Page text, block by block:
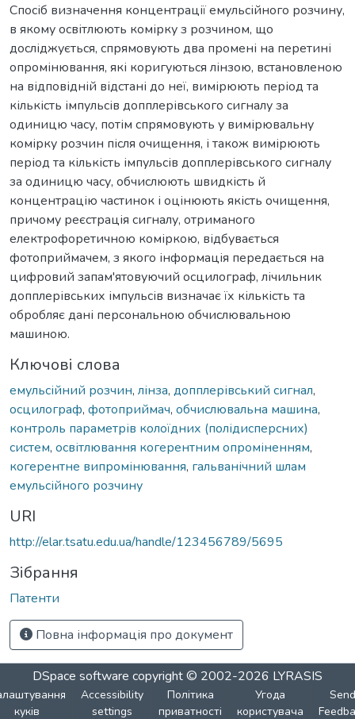
Спосіб визначення концентрації емульсійного розчину,
в якому освітлюють комірку з розчином, що
досліджується, спрямовують два промені на перетині
опромінювання, які коригуються лінзою, встановленою
на відповідній відстані до неї, вимірюють період та
кількість імпульсів допплерівського сигналу за
одиницю часу, потім спрямовують у вимірювальну
комірку розчин після очищення, і також вимірюють
період та кількість імпульсів допплерівського сигналу
за одиницю часу, обчислюють швидкість й
концентрацію частинок і оцінюють якість очищення,
причому реєстрація сигналу, отриманого
електрофоретичною коміркою, відбувається
фотоприймачем, з якого інформація передається на
цифровий запам'ятовуючий осцилограф, лічильник
допплерівських імпульсів визначає їх кількість та
обробляє дані персональною обчислювальною
машиною.
Ключові слова
емульсійний розчин, лінза, допплерівський сигнал,
осцилограф, фотоприймач, обчислювальна машина,
контроль параметрів колоїдних (полідисперсних)
систем, освітлювання когерентним опроміненням,
когерентне випромінювання, гальванічний шлам
емульсійного розчину
URI
http://elar.tsatu.edu.ua/handle/123456789/5695
Зібрання
Патенти
Повна інформація про документ
DSpace software copyright © 2002-2026 LYRASIS
куків
Accessibility
settings
Політика
приватності
Угода
користувача
Send